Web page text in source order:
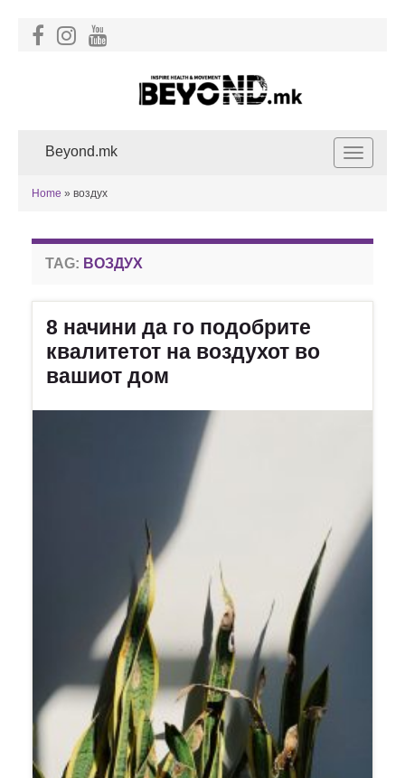
Toggle
Beyond.mk
Home » воздух
TAG: ВОЗДУХ
8 начини да го подобрите
квалитетот на воздухот во
вашиот дом